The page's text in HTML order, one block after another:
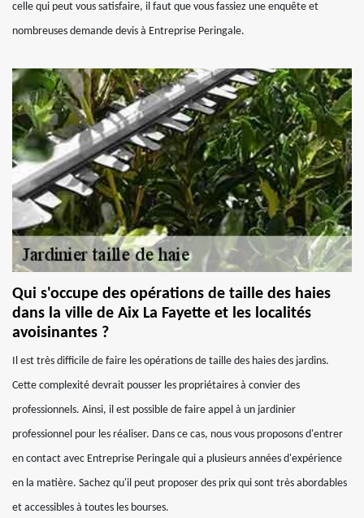
celle qui peut vous satisfaire, il faut que vous fassiez une enquête et
nombreuses demande devis à Entreprise Peringale.
Qui s'occupe des opérations de taille des haies
dans la ville de Aix La Fayette et les localités
avoisinantes ?
Il est très difficile de faire les opérations de taille des haies des jardins.
Cette complexité devrait pousser les propriétaires à convier des
professionnels. Ainsi, il est possible de faire appel à un jardinier
professionnel pour les réaliser. Dans ce cas, nous vous proposons d'entrer
en contact avec Entreprise Peringale qui a plusieurs années d'expérience
en la matière. Sachez qu'il peut proposer des prix qui sont très abordables
et accessibles à toutes les bourses.